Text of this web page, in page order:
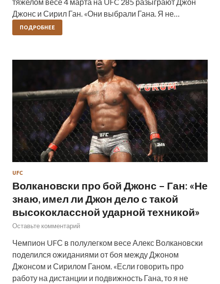
Джонс и Сирил Ган. «Они выбрали Гана. Я не…
ПОДРОБНЕЕ
UFC
Волкановски про бой Джонс – Ган: «Не
знаю, имел ли Джон дело с такой
высококлассной ударной техникой»
Оставьте комментарий
Чемпион UFС в полулегком весе Алекс Волкановски
поделился ожиданиями от боя между Джоном
Джонсом и Сирилом Ганом. «Если говорить про
работу на дистанции и подвижность Гана, то я не